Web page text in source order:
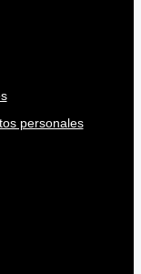
personales